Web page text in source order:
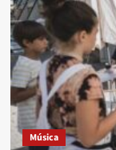
Música